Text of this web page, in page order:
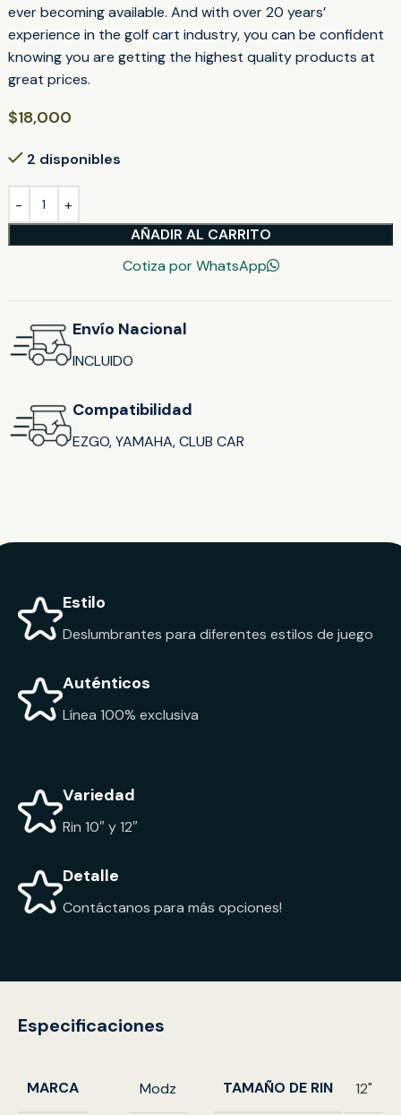
ever becoming available. And with over 20 years’
experience in the golf cart industry, you can be confident
knowing you are getting the highest quality products at
great prices.
$18,000
2 disponibles
AÑADIR AL CARRITO
Cotiza por WhatsApp
Envío Nacional
INCLUIDO
Compatibilidad
EZGO, YAMAHA, CLUB CAR
Estilo
Deslumbrantes para diferentes estilos de juego
Auténticos
Línea 100% exclusiva
Variedad
Rin 10″ y 12″
Detalle
Contáctanos para más opciones!
Especificaciones
MARCA Modz TAMAÑO DE RIN 12"